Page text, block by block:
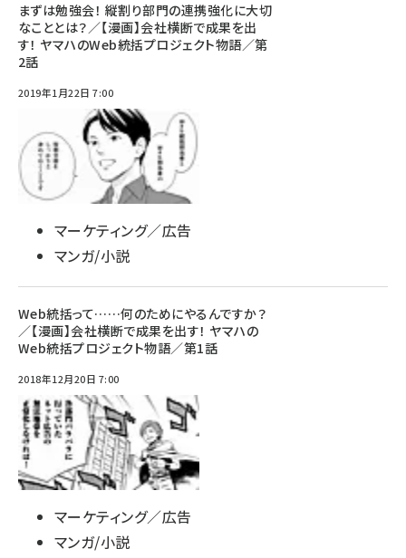
まずは勉強会！ 縦割り部門の連携強化に大切
なこととは？／【漫画】会社横断で成果を出
す！ ヤマハのWeb統括プロジェクト物語／第
2話
2019年1月22日 7:00
マーケティング／広告
マンガ/小説
Web統括って……何のためにやるんですか？
／【漫画】会社横断で成果を出す！ ヤマハの
Web統括プロジェクト物語／第1話
2018年12月20日 7:00
マーケティング／広告
マンガ/小説